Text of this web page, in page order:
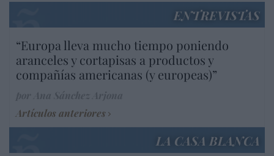
ENTREVISTAS
“Europa lleva mucho tiempo poniendo
aranceles y cortapisas a productos y
compañías americanas (y europeas)”
Artículos anteriores
LA CASA BLANCA